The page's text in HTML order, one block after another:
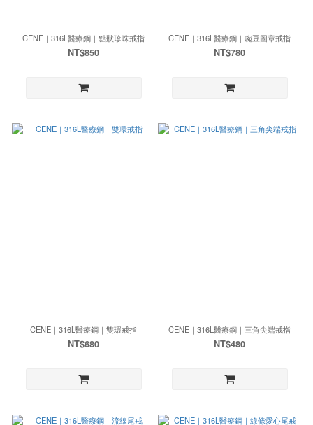
CENE｜316L醫療鋼｜點狀珍珠戒指
NT$850
CENE｜316L醫療鋼｜豌豆圖章戒指
NT$780
CENE｜316L醫療鋼｜雙環戒指
NT$680
CENE｜316L醫療鋼｜三角尖端戒指
NT$480